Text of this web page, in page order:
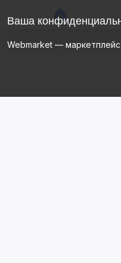
Ваша
Webmarket —